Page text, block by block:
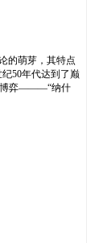
的萌芽，其特点
50年代达到了巅
博弈———“纳什